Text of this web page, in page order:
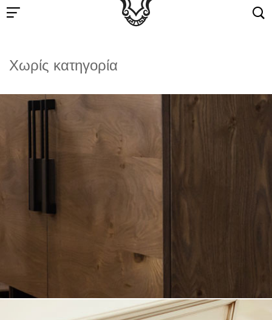
Χωρίς κατηγορία